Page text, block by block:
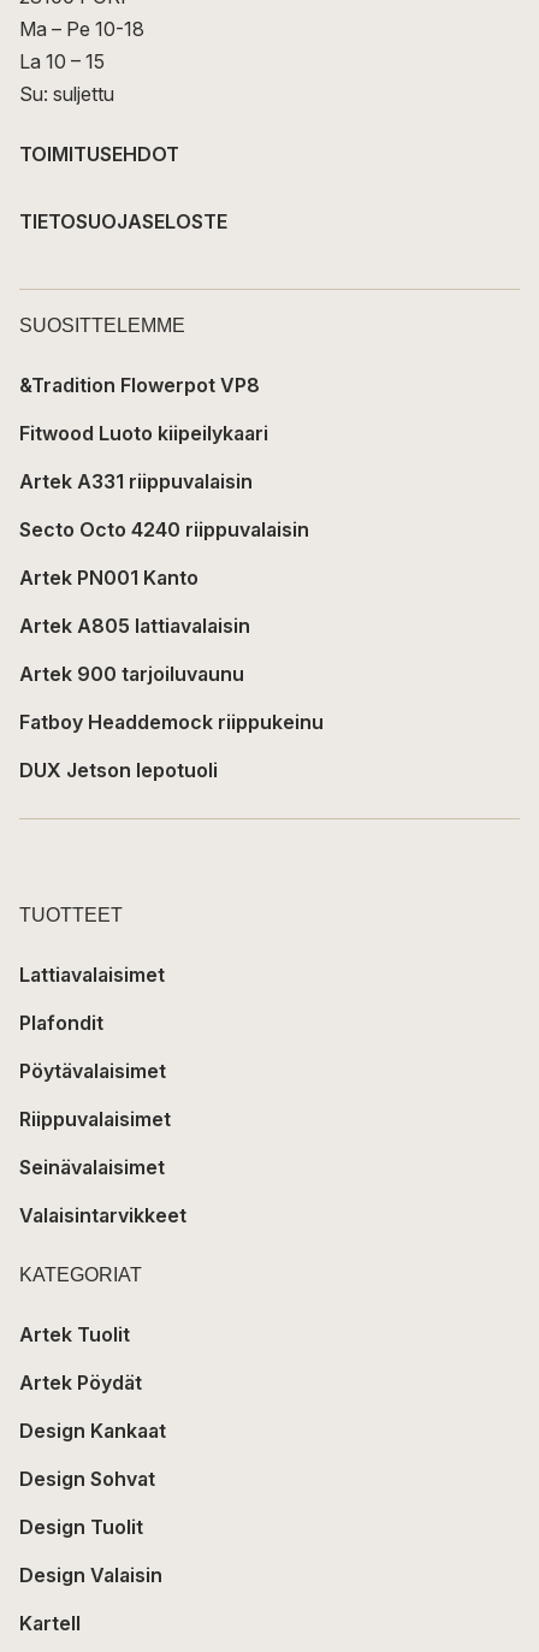
Ma – Pe 10-18
La 10 – 15
Su: suljettu
TOIMITUSEHDOT
TIETOSUOJASELOSTE
SUOSITTELEMME
&Tradition Flowerpot VP8
Fitwood Luoto kiipeilykaari
Artek A331 riippuvalaisin
Secto Octo 4240 riippuvalaisin
Artek PN001 Kanto
Artek A805 lattiavalaisin
Artek 900 tarjoiluvaunu
Fatboy Headdemock riippukeinu
DUX Jetson lepotuoli
TUOTTEET
Lattiavalaisimet
Plafondit
Pöytävalaisimet
Riippuvalaisimet
Seinävalaisimet
Valaisintarvikkeet
KATEGORIAT
Artek Tuolit
Artek Pöydät
Design Kankaat
Design Sohvat
Design Tuolit
Design Valaisin
Kartell